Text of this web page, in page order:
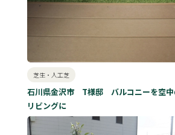
芝生・人工芝
石川県金沢市 T様邸 バルコニーを空中
リビングに